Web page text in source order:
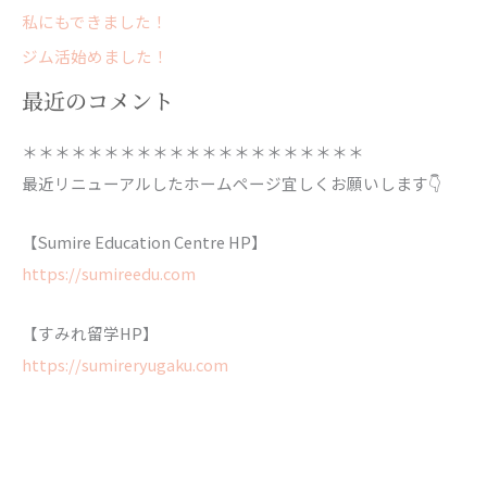
私にもできました！
ジム活始めました！
最近のコメント
＊＊＊＊＊＊＊＊＊＊＊＊＊＊＊＊＊＊＊＊＊
最近リニューアルしたホームページ宜しくお願いします👇
【Sumire Education Centre HP】
https://sumireedu.com
【すみれ留学HP】
https://sumireryugaku.com